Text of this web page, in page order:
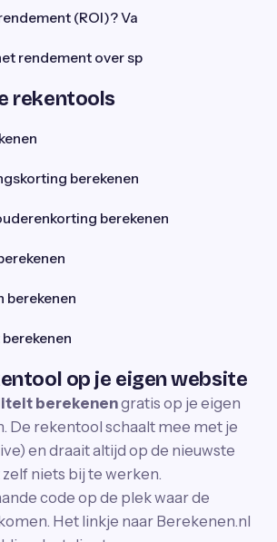
(ROI)? Va
rendement over sp
rekentools
berekenen
berekenen
berekenen
op je eigen website
berekenengratis op je eigen
De rekentool schaalt mee met je
en draait altijd op de nieuwste
niets bij te werken.
code op de plek waar de
Het linkje naar Berekenen.nl